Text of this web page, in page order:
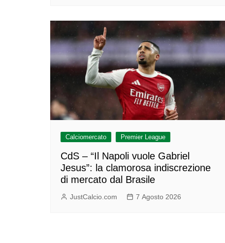
Calciomercato Premier League
CdS – “Il Napoli vuole Gabriel
Jesus”: la clamorosa indiscrezione
di mercato dal Brasile
JustCalcio.com 7 Agosto 2026